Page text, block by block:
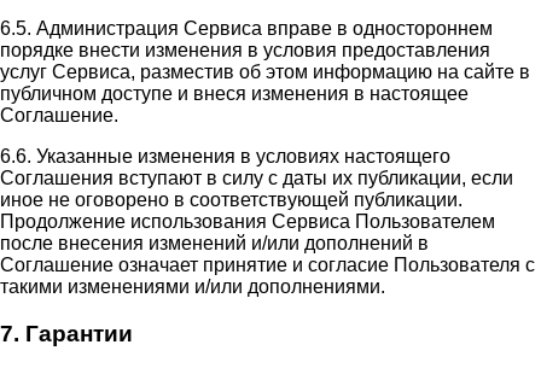
6.5. Администрация Сервиса вправе в одностороннем
порядке внести изменения в условия предоставления
услуг Сервиса, разместив об этом информацию на сайте в
публичном доступе и внеся изменения в настоящее
Соглашение.
6.6. Указанные изменения в условиях настоящего
Соглашения вступают в силу с даты их публикации, если
иное не оговорено в соответствующей публикации.
Продолжение использования Сервиса Пользователем
после внесения изменений и/или дополнений в
Соглашение означает принятие и согласие Пользователя с
такими изменениями и/или дополнениями.
7. Гарантии